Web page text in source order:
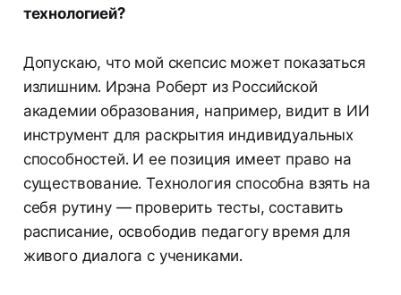
технологией?
Допускаю, что мой скепсис может показаться
излишним. Ирэна Роберт из Российской
академии образования, например, видит в ИИ
инструмент для раскрытия индивидуальных
способностей. И ее позиция имеет право на
существование. Технология способна взять на
себя рутину — проверить тесты, составить
расписание, освободив педагогу время для
живого диалога с учениками.